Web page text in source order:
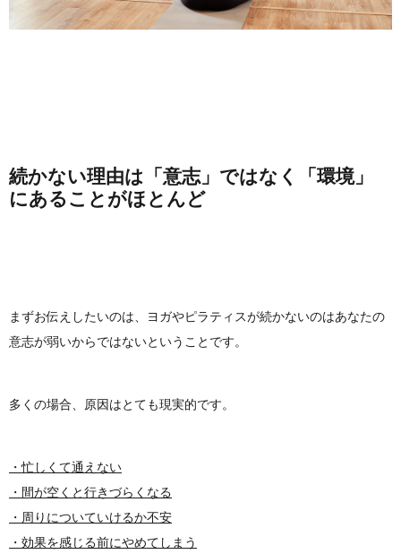
続かない理由は「意志」ではなく「環境」
にあることがほとんど
まずお伝えしたいのは、ヨガやピラティスが続かないのはあなたの
意志が弱いからではないということです。
多くの場合、原因はとても現実的です。
・忙しくて通えない
・間が空くと行きづらくなる
・周りについていけるか不安
・効果を感じる前にやめてしまう